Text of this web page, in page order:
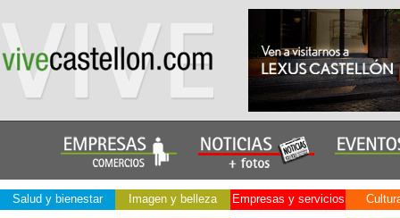
Salud y bienestar Imagen y belleza Empresas y servicios